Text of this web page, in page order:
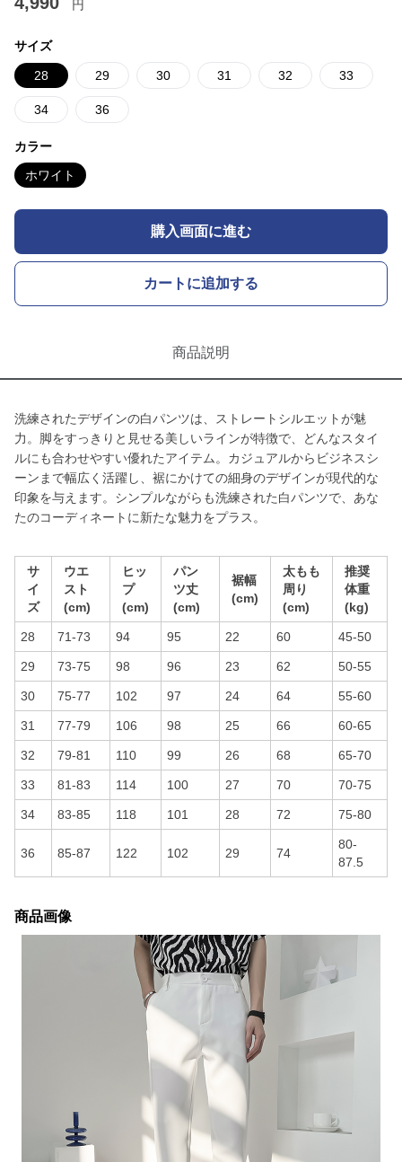
円
サイズ
28 29 30 31 32 33
34 36
カラー
ホワイト
購入画面に進む
カートに追加する
商品説明
洗練されたデザインの白パンツは、ストレートシルエットが魅
力。脚をすっきりと見せる美しいラインが特徴で、どんなスタイ
ルにも合わせやすい優れたアイテム。カジュアルからビジネスシ
ーンまで幅広く活躍し、裾にかけての細身のデザインが現代的な
印象を与えます。シンプルながらも洗練された白パンツで、あな
たのコーディネートに新たな魅力をプラス。
サ
イ
ズ
ウエ
スト
(cm)
ヒッ
プ
(cm)
パン
ツ丈
(cm)
裾幅
(cm)
太もも
周り
(cm)
推奨
体重
(kg)
28 71-73 94 95 22 60 45-50
29 73-75 98 96 23 62 50-55
30 75-77 102 97 24 64 55-60
31 77-79 106 98 25 66 60-65
32 79-81 110 99 26 68 65-70
33 81-83 114 100 27 70 70-75
34 83-85 118 101 28 72 75-80
36 85-87 122 102 29 74
80-
87.5
商品画像